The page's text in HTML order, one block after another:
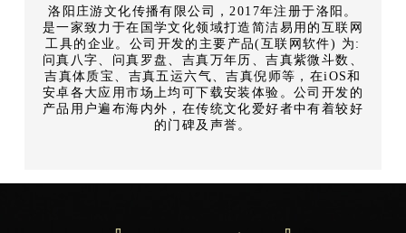
洛阳庄游文化传播有限公司，2017年注册于洛阳。
是一家致力于在国学文化领域打造简洁易用的互联网
工具的企业。公司开发的主要产品(互联网软件) 为:
问真八字、问真罗盘、吉真万年历、吉真紫微斗数、
吉真体质宝、吉真五运六气、吉真倪师等，在iOS和
安卓各大应用市场上均可下载安装体验。公司开发的
产品用户遍布海内外，在传统文化爱好者中有着较好
的门碑及声誉。